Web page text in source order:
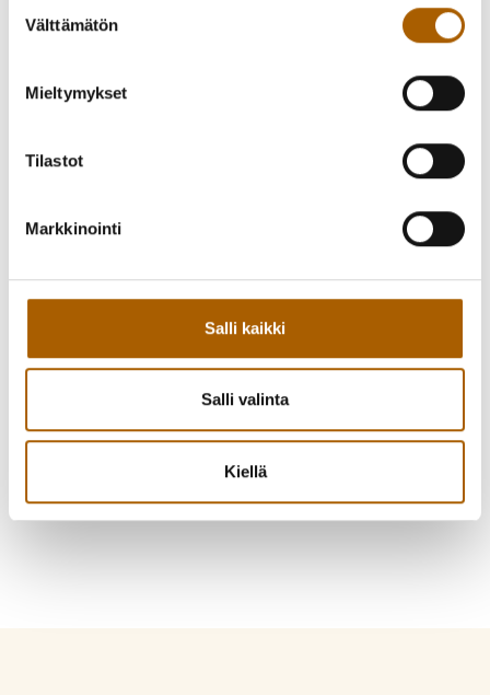
valinta
Välttämätön
Mieltymykset
Tilastot
Markkinointi
Salli kaikki
Salli valinta
Kiellä
Esinemuseo avoinna heinäkuussa 2026 joka sunnuntai klo
14-17
Tervetuloa!
Takaisin tapahtumiin
Kutsu kaveri mukaan!
Jaa Facebookissa Jaa Twitterissä